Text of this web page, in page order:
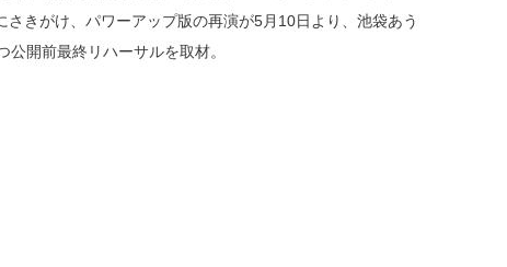
きがけ、パワーアップ版の再演が5月10日より、池袋あう
開前最終リハーサルを取材。